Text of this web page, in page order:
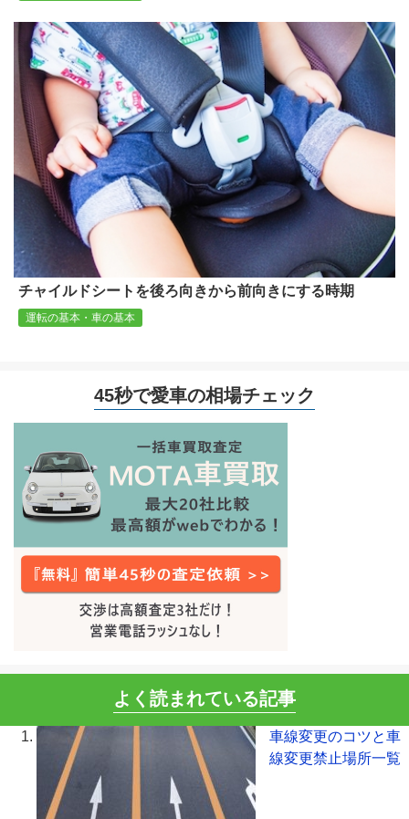
チャイルドシートを後ろ向きから前向きにする時期
運転の基本・車の基本
45秒で愛車の相場チェック
よく読まれている記事
車線変更のコツと車
線変更禁止場所一覧